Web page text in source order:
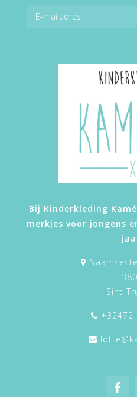
Bij Kinderkleding
merkjes voor jongens
Sint-
+32472